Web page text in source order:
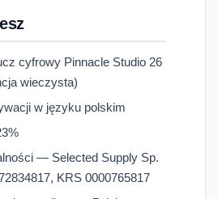
cyfrowy Pinnacle Studio 26
wieczysta)
w języku polskim
— Selected Supply Sp.
KRS 0000765817